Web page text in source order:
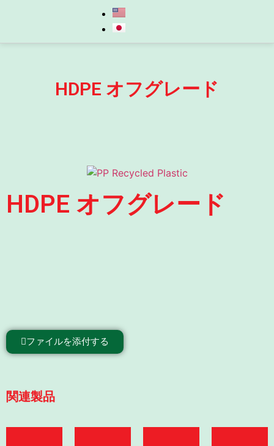
HDPE オフグレード
HDPE オフグレード
ファイルを添付する
関連製品